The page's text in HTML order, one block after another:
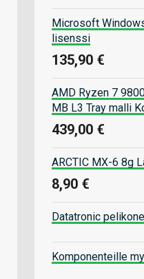
Microsoft
lisenssi
135,90 €
AMD Ryzen 7
MB L3 Tray malli
439,00 €
ARCTIC MX-6 8g
8,90 €
Datatronic
Komponenteille